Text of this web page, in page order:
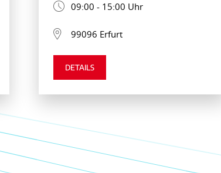
09:00 - 15:00 Uhr
99096 Erfurt
DETAILS